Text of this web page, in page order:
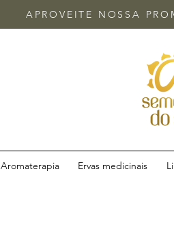
APROVEITE NOSSA
Aromaterapia Ervas medicinais